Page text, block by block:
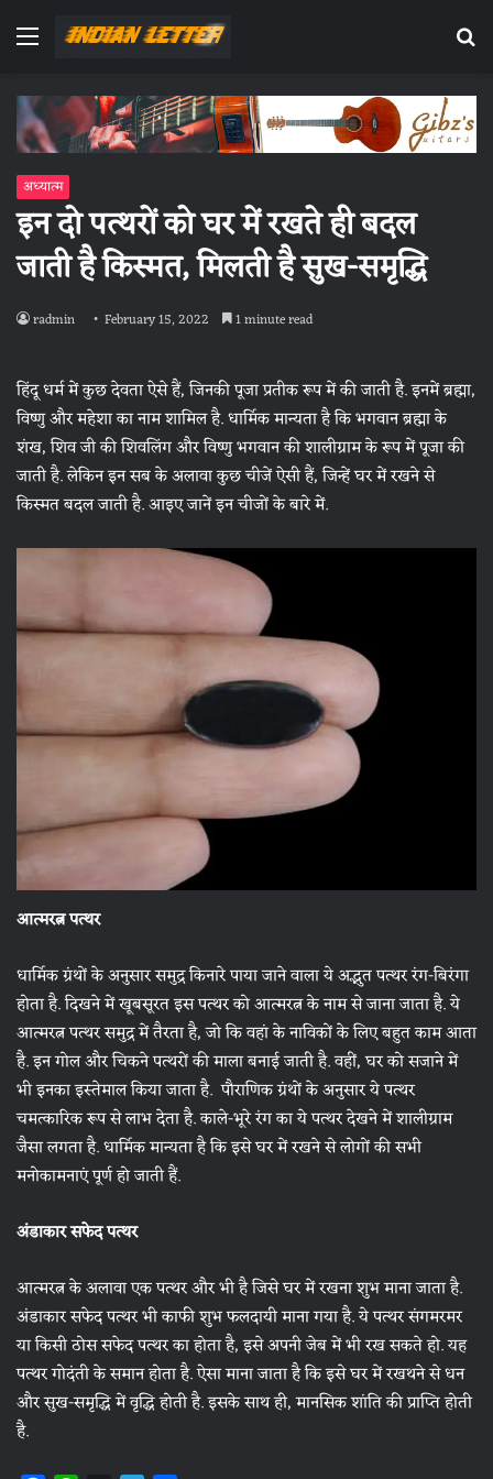
Menu
अध्यात्म
इन दो पत्थरों को घर में रखते ही बदल
जाती है किस्मत, मिलती है सुख-समृद्धि
radmin February 15, 2022 1 minute read
हिंदू धर्म में कुछ देवता ऐसे हैं, जिनकी पूजा प्रतीक रूप में की जाती है. इनमें ब्रह्मा,
विष्णु और महेशा का नाम शामिल है. धार्मिक मान्यता है कि भगवान ब्रह्मा के
शंख, शिव जी की शिवलिंग और विष्णु भगवान की शालीग्राम के रूप में पूजा की
जाती है. लेकिन इन सब के अलावा कुछ चीजें ऐसी हैं, जिन्हें घर में रखने से
किस्मत बदल जाती है. आइए जानें इन चीजों के बारे में.
आत्मरत्न पत्थर
धार्मिक ग्रंथों के अनुसार समुद्र किनारे पाया जाने वाला ये अद्भुत पत्थर रंग-बिरंगा
होता है. दिखने में खूबसूरत इस पत्थर को आत्मरत्न के नाम से जाना जाता है. ये
आत्मरत्न पत्थर समुद्र में तैरता है, जो कि वहां के नाविकों के लिए बहुत काम आता
है. इन गोल और चिकने पत्थरों की माला बनाई जाती है. वहीं, घर को सजाने में
भी इनका इस्तेमाल किया जाता है. पौराणिक ग्रंथों के अनुसार ये पत्थर
चमत्कारिक रूप से लाभ देता है. काले-भूरे रंग का ये पत्थर देखने में शालीग्राम
जैसा लगता है. धार्मिक मान्यता है कि इसे घर में रखने से लोगों की सभी
मनोकामनाएं पूर्ण हो जाती हैं.
अंडाकार सफेद पत्थर
आत्मरत्न के अलावा एक पत्थर और भी है जिसे घर में रखना शुभ माना जाता है.
अंडाकार सफेद पत्थर भी काफी शुभ फलदायी माना गया है. ये पत्थर संगमरमर
या किसी ठोस सफेद पत्थर का होता है, इसे अपनी जेब में भी रख सकते हो. यह
पत्थर गोदंती के समान होता है. ऐसा माना जाता है कि इसे घर में रखथने से धन
और सुख-समृद्धि में वृद्धि होती है. इसके साथ ही, मानसिक शांति की प्राप्ति होती
है.